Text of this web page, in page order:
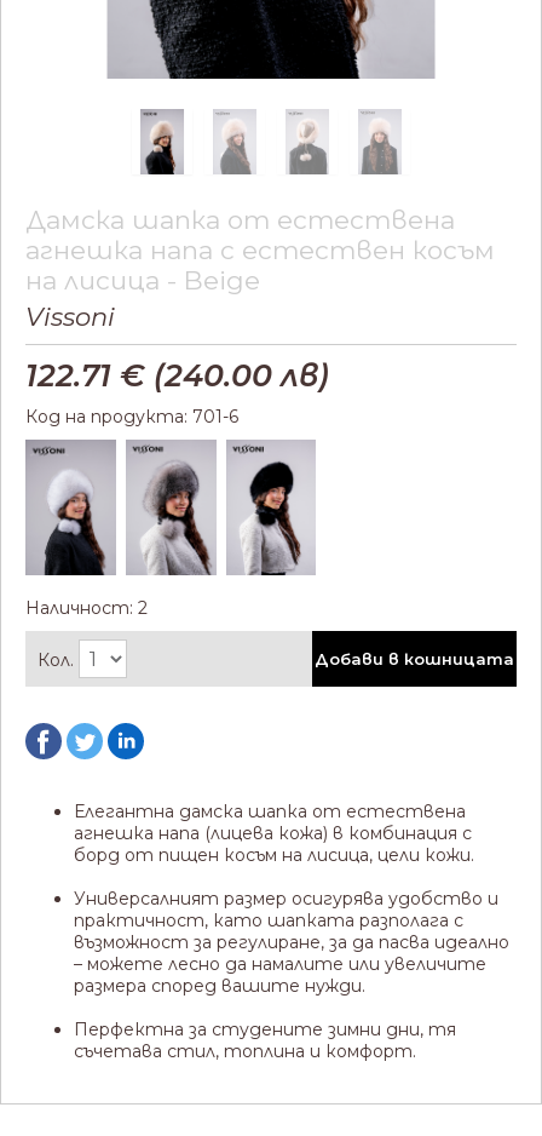
Дамска шапка от естествена
агнешка напа с естествен косъм
на лисица - Beige
Vissoni
122.71 € (240.00 лв)
Код на продукта: 701-6
Наличност: 2
Кол. Добави в кошницата
Елегантна дамска шапка от естествена
агнешка напа (лицева кожа) в комбинация с
борд от пищен косъм на лисица, цели кожи.
Универсалният размер осигурява удобство и
практичност, като шапката разполага с
възможност за регулиране, за да пасва идеално
– можете лесно да намалите или увеличите
размера според вашите нужди.
Перфектна за студените зимни дни, тя
съчетава стил, топлина и комфорт.